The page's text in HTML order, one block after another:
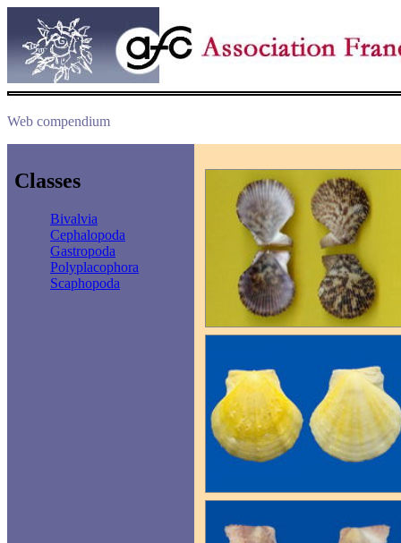
Web compendium
Classes
Bivalvia
Cephalopoda
Gastropoda
Polyplacophora
Scaphopoda